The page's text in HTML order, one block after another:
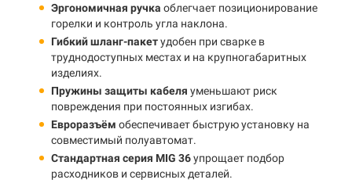
Эргономичная ручка облегчает позиционирование
горелки и контроль угла наклона.
Гибкий шланг-пакетудобен при сварке в
труднодоступных местах и на крупногабаритных
изделиях.
Пружины защиты кабеля уменьшают риск
повреждения при постоянных изгибах.
Евроразъём обеспечивает быструю установку на
совместимый полуавтомат.
Стандартная серия MIG 36упрощает подбор
расходников и сервисных деталей.